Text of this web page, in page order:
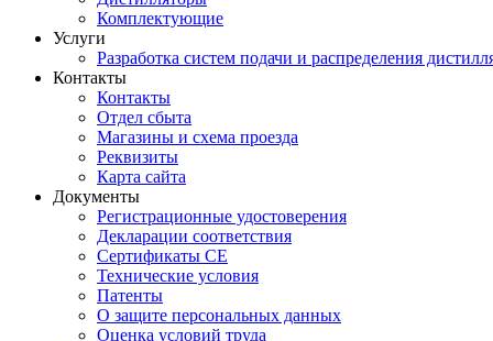
Комплектующие
Услуги
Разработка систем подачи и распределения
Контакты
Контакты
Отдел сбыта
Магазины и схема проезда
Реквизиты
Карта сайта
Документы
Регистрационные удостоверения
Декларации соответствия
Сертификаты СЕ
Технические условия
Патенты
О защите персональных данных
Оценка условий труда